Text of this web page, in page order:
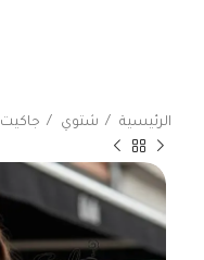
الرئيسية شتوي جاكيت